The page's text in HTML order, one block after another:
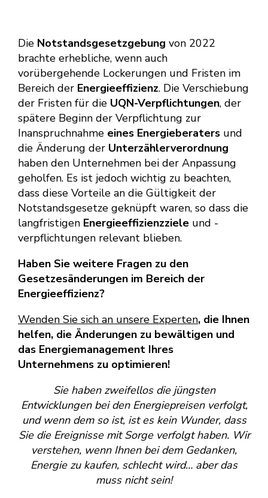
Die Notstandsgesetzgebung von 2022
brachte erhebliche, wenn auch
vorübergehende Lockerungen und Fristen im
Bereich der Energieeffizienz. Die Verschiebung
der Fristen für die UQN-Verpflichtungen, der
spätere Beginn der Verpflichtung zur
Inanspruchnahme eines Energieberaters und
die Änderung der Unterzählerverordnung
haben den Unternehmen bei der Anpassung
geholfen. Es ist jedoch wichtig zu beachten,
dass diese Vorteile an die Gültigkeit der
Notstandsgesetze geknüpft waren, so dass die
langfristigen Energieeffizienzziele und -
verpflichtungen relevant blieben.
Haben Sie weitere Fragen zu den
Gesetzesänderungen im Bereich der
Energieeffizienz?
Wenden Sie sich an unsere Experten, die Ihnen
helfen, die Änderungen zu bewältigen und
das Energiemanagement Ihres
Unternehmens zu optimieren!
Sie haben zweifellos die jüngsten
Entwicklungen bei den Energiepreisen verfolgt,
und wenn dem so ist, ist es kein Wunder, dass
Sie die Ereignisse mit Sorge verfolgt haben. Wir
verstehen, wenn Ihnen bei dem Gedanken,
Energie zu kaufen, schlecht wird… aber das
muss nicht sein!